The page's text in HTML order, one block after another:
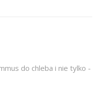
do chleba i nie tylko -